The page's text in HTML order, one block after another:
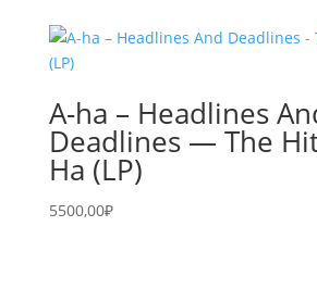
A-ha – Headlines
Deadlines — The
Ha (LP)
5500,00₽